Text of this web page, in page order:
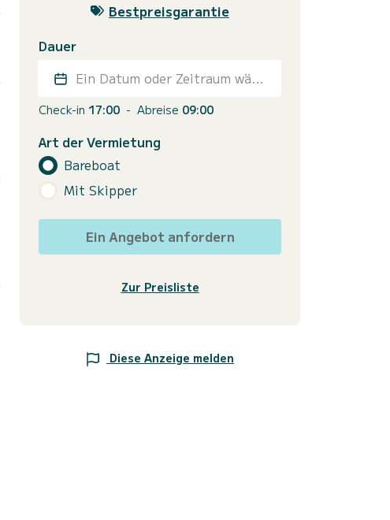
Bestpreisgarantie
Dauer
Ein Datum oder Zeitraum wählen
Check-in 17:00 - Abreise 09:00
Art der Vermietung
Bareboat
Mit Skipper
Ein Angebot anfordern
Zur Preisliste
Diese Anzeige melden